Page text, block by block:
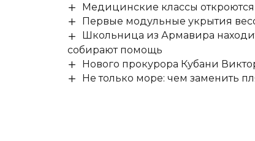
Медицинские классы откроются
Первые модульные укрытия
Школьница из Армавира
собирают помощь
Нового прокурора Кубани
Не только море: чем заменить